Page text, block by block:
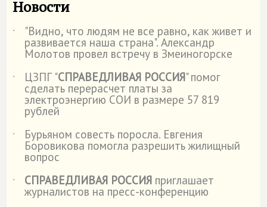
Новости
˙ "Видно, что людям не все равно, как живет и
развивается наша страна". Александр
Молотов провел встречу в Змеиногорске
˙
ЦЗПГ "СПРАВЕДЛИВАЯ РОССИЯ" помог
сделать перерасчет платы за
электроэнергию СОИ в размере 57 819
рублей
˙
Бурьяном совесть поросла. Евгения
Боровикова помогла разрешить жилищный
вопрос
˙
СПРАВЕДЛИВАЯ РОССИЯ приглашает
журналистов на пресс-конференцию